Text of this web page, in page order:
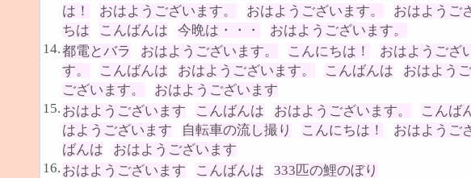
は！
おはようございます。 おはようございます。 おはようご
ちは
こんばんは 今晩は・・・
おはようございます。
14.都電とバラ おはようございます。 こんにちは！ おはようござ
す。
こんばんは おはようございます。 こんばんは おはよう
ございます。
おはようございます
15. おはようございます こんばんは おはようございます。 こんば
はようございます
自転車の流し撮り こんにちは！ おはようご
ばんは
おはようございます
16. おはようございます こんばんは
333匹の鯉のぼり